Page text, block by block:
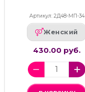
Артикул: 2Д48-МП-34
Женский
430.00 руб.